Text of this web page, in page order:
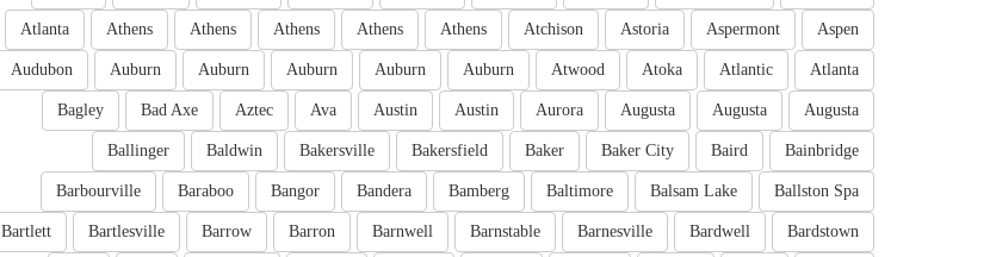
Aspen
Aspermont
Astoria
Atchison
Athens
Athens
Athens
Athens
Athens
Atlanta
Atlanta
Atlantic
Atoka
Atwood
Auburn
Auburn
Auburn
Auburn
Auburn
Audubon
Augusta
Augusta
Augusta
Aurora
Austin
Austin
Ava
Aztec
Bad Axe
Bagley
Bainbridge
Baird
Baker City
Baker
Bakersfield
Bakersville
Baldwin
Ballinger
Ballston Spa
Balsam Lake
Baltimore
Bamberg
Bandera
Bangor
Baraboo
Barbourville
Bardstown
Bardwell
Barnesville
Barnstable
Barnwell
Barron
Barrow
Bartlesville
Bartlett